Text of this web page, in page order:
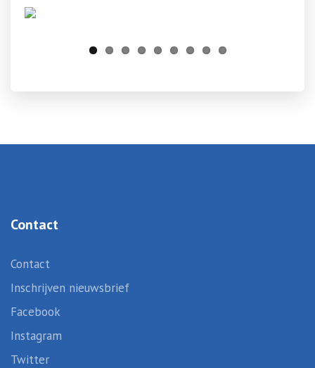
Contact
Contact
Inschrijven nieuwsbrief
Facebook
Instagram
Twitter